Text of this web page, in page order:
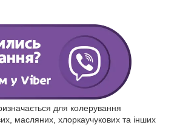
для колерування
масляних, хлоркаучукових та інших